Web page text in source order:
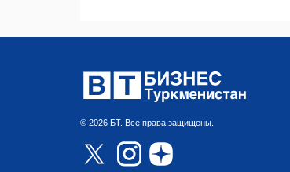
© 2026 БТ. Все права защищены.